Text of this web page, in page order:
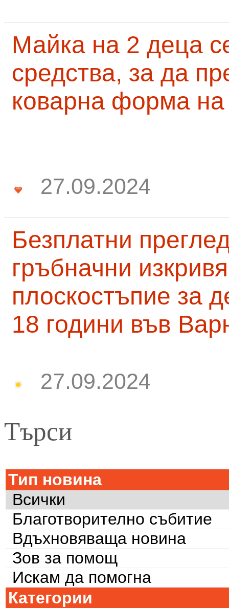
Майка на 2 деца
средства, за да
коварна форма на
27.09.2024
Безплатни
гръбначни
плоскостъпие за
18 години във
27.09.2024
Търси
Тип новина
Всички
Благотворително събитие
Вдъхновяваща новина
Зов за помощ
Искам да помогна
Категории